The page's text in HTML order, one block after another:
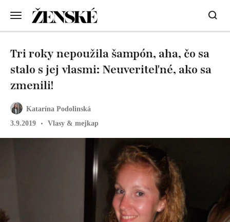
Katarína Podolinská
3.9.2019
Vlasy & mejkap
Tri roky nepoužila šampón, aha, čo sa
stalo s jej vlasmi: Neuveriteľné, ako sa
zmenili!